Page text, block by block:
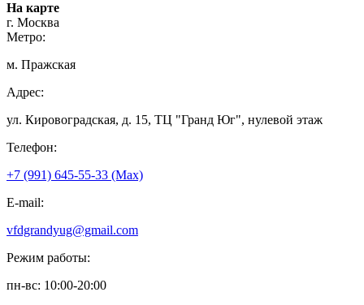
На карте
г. Москва
Метро:
м. Пражская
Адрес:
ул. Кировоградская, д. 15, ТЦ "Гранд Юг", нулевой этаж
Телефон:
+7 (991) 645-55-33 (Мах)
E-mail:
vfdgrandyug@gmail.com
Режим работы:
пн-вс: 10:00-20:00